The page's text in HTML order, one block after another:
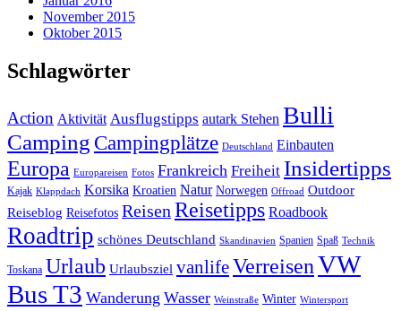
November 2015
Oktober 2015
Schlagwörter
Action Aktivität Ausflugstipps autark Stehen Bulli
Camping Campingplätze Deutschland Einbauten
Europa Europareisen Fotos Frankreich Freiheit Insidertipps
Kajak Klappdach Korsika Kroatien Natur Norwegen Offroad Outdoor
Reiseblog Reisefotos ReisenReisetipps Roadbook
Roadtrip schönes Deutschland Skandinavien Spanien Spaß Technik
Toskana Urlaub Urlaubsziel vanlifeVerreisenVW
Bus T3 Wanderung Wasser Weinstraße Winter Wintersport